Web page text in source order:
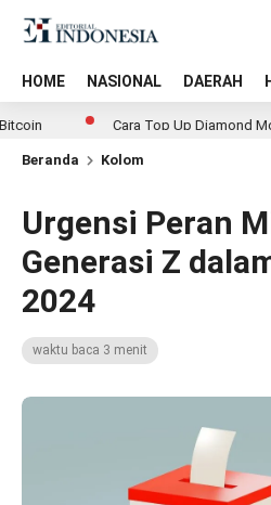
HOME NASIONAL DAERAH
Cara Top Up Diamond Mobile
Beranda Kolom
Urgensi Peran
Generasi Z
2024
waktu baca 3 menit